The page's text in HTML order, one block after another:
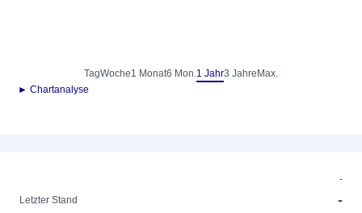
TagWoche1 Monat6 Mon.1 Jahr3 Jahre Max.
► Chartanalyse
-
Letzter Stand
-